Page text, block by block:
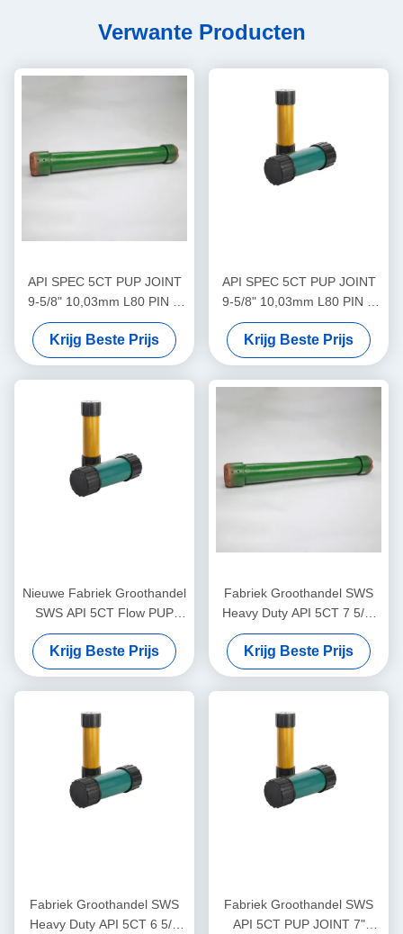
Verwante Producten
API SPEC 5CT PUP JOINT
9-5/8" 10,03mm L80 PIN X
PIN LTC voor olie- en gasput
cementering
Krijg Beste Prijs
API SPEC 5CT PUP JOINT
9-5/8" 10,03mm L80 PIN X
PIN LTC voor olie- en gasput
cementering
Krijg Beste Prijs
Nieuwe Fabriek Groothandel
SWS API 5CT Flow PUP
JOINT 4 1/2" 5.21mm M65
STC TOP PIN X BOX 1 Jaar
Garantie voor Olie & Gas Put
Cementeren
Krijg Beste Prijs
Fabriek Groothandel SWS
Heavy Duty API 5CT 7 5/8"
15.11mm N80 LTC Casing
Pup Joint voor olieveld
cementing toepassingen
Krijg Beste Prijs
Fabriek Groothandel SWS
Heavy Duty API 5CT 6 5/8
Fabriek Groothandel SWS
API 5CT PUP JOINT 7"